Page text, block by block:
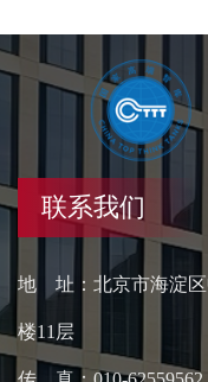
联系我们
地 址：北京市海淀区
楼11层